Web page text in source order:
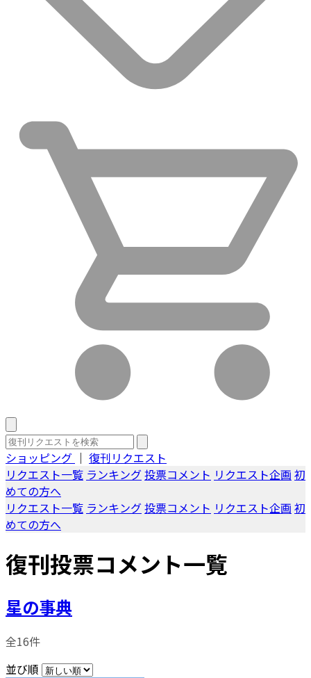
ショッピング ｜ 復刊リクエスト
リクエスト一覧 ランキング投票コメント リクエスト企画 初
めての方へ
リクエスト一覧 ランキング投票コメント リクエスト企画 初
めての方へ
復刊投票コメント一覧
星の事典
全16件
並び順